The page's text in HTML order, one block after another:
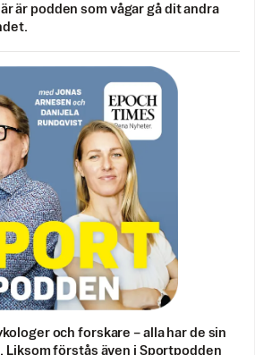
är podden som vågar gå dit andra
och forskare – alla har de sin
Liksom förstås även i Sportpodden